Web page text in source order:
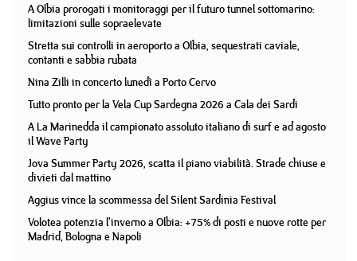
A Olbia prorogati i monitoraggi per il futuro tunnel sottomarino:
limitazioni sulle sopraelevate
Stretta sui controlli in aeroporto a Olbia, sequestrati caviale,
contanti e sabbia rubata
Nina Zilli in concerto lunedì a Porto Cervo
Tutto pronto per la Vela Cup Sardegna 2026 a Cala dei Sardi
A La Marinedda il campionato assoluto italiano di surf e ad agosto
il Wave Party
Jova Summer Party 2026, scatta il piano viabilità. Strade chiuse e
divieti dal mattino
Aggius vince la scommessa del Silent Sardinia Festival
Volotea potenzia l'inverno a Olbia: +75% di posti e nuove rotte per
Madrid, Bologna e Napoli